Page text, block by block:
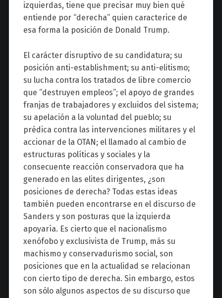
izquierdas, tiene que precisar muy bien qué
entiende por “derecha” quien caracterice de
esa forma la posición de Donald Trump.
El carácter disruptivo de su candidatura; su
posición anti-establishment; su anti-elitismo;
su lucha contra los tratados de libre comercio
que “destruyen empleos”; el apoyo de grandes
franjas de trabajadores y excluidos del sistema;
su apelación a la voluntad del pueblo; su
prédica contra las intervenciones militares y el
accionar de la OTAN; el llamado al cambio de
estructuras políticas y sociales y la
consecuente reacción conservadora que ha
generado en las elites dirigentes, ¿son
posiciones de derecha? Todas estas ideas
también pueden encontrarse en el discurso de
Sanders y son posturas que la izquierda
apoyaría. Es cierto que el nacionalismo
xenófobo y exclusivista de Trump, más su
machismo y conservadurismo social, son
posiciones que en la actualidad se relacionan
con cierto tipo de derecha. Sin embargo, estos
son sólo algunos aspectos de su discurso que